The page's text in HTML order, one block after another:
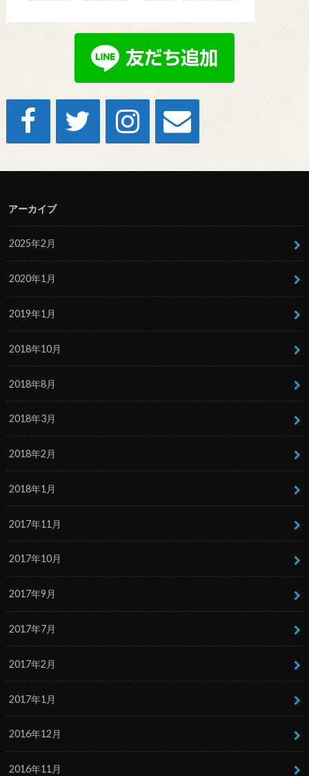
アーカイブ
2025年2月
2020年1月
2019年1月
2018年10月
2018年8月
2018年3月
2018年2月
2018年1月
2017年11月
2017年10月
2017年9月
2017年7月
2017年2月
2017年1月
2016年12月
2016年11月